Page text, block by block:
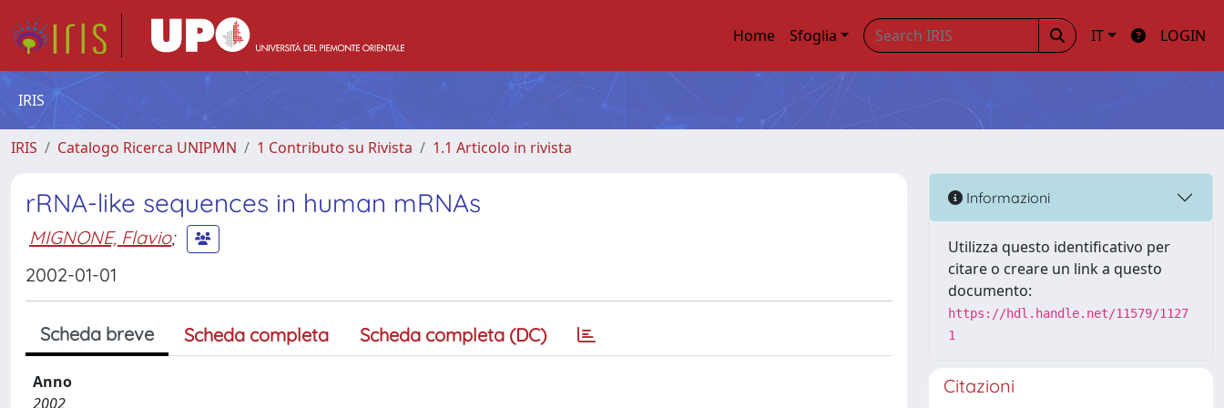
Home Sfoglia IT LOGIN
IRIS
IRIS Catalogo Ricerca UNIPMN 1 Contributo su Rivista 1.1 Articolo in rivista
rRNA-like sequences in human mRNAs
MIGNONE, Flavio;
2002-01-01
Scheda breve Scheda completa Scheda completa (DC)
Anno
2002
Informazioni
Utilizza questo identificativo per
citare o creare un link a questo
documento:
https://hdl.handle.net/11579/1127
1
Citazioni